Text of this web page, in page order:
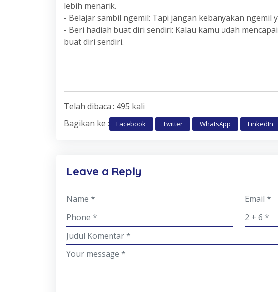
lebih menarik.
- Belajar sambil ngemil: Tapi jangan kebanyakan ngemil
- Beri hadiah buat diri sendiri: Kalau kamu udah
buat diri sendiri.
Telah dibaca : 495 kali
Bagikan ke :
Facebook Twitter WhatsApp LinkedIn
Leave a Reply